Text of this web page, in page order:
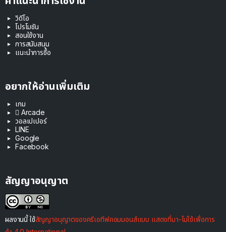
วิดีโอ
โปรโมชัน
สอนใช้งาน
การสนับสนุน
แนะนำการซื้อ
อยากให้อ่านเพิ่มเติม
เกม
 Arcade
วอลเปเปอร์
LINE
Google
Facebook
สัญญาอนุญาต
ผลงานนี้ ใช้สัญญาอนุญาตของครีเอทีฟคอมมอนส์แบบ แสดงที่มา-ไม่ใช้เพื่อการ